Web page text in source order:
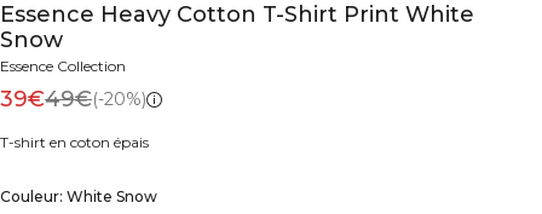
Essence Heavy Cotton T-Shirt Print White
Snow
Essence Collection
39€49€(-20%)
T-shirt en coton épais
Couleur: White Snow